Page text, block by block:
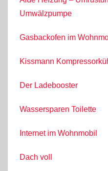
Umwälzpumpe
Gasbackofen im
Kissmann
Der Ladebooster
Wassersparen Toilette
Internet im Wohnmobil
Dach voll